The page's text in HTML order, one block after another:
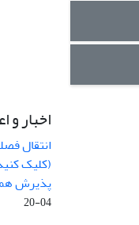
اخبار و
انتقال
(کلیک
پذیرش
04-20